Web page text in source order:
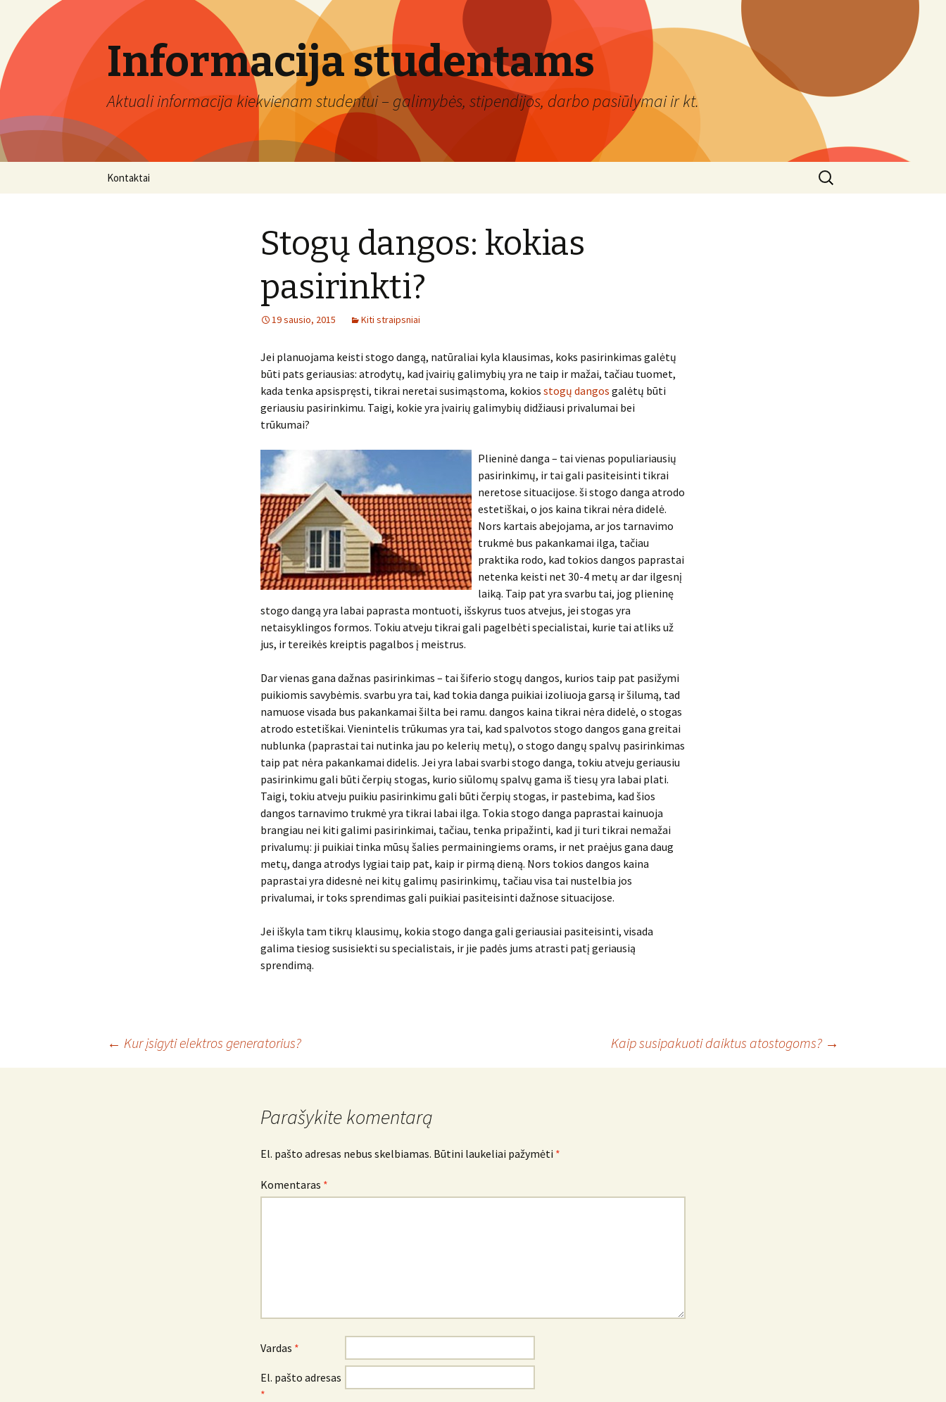
Informacija studentams
Aktuali informacija kiekvienam studentui – galimybės, stipendijos, darbo pasiūlymai ir kt.
Kontaktai
Ieškoti:
Stogų dangos: kokias
pasirinkti?
19 sausio, 2015 Kiti straipsniai
Jei planuojama keisti stogo dangą, natūraliai kyla klausimas, koks pasirinkimas galėtų
būti pats geriausias: atrodytų, kad įvairių galimybių yra ne taip ir mažai, tačiau tuomet,
kada tenka apsispręsti, tikrai neretai susimąstoma, kokios stogų dangos galėtų būti
geriausiu pasirinkimu. Taigi, kokie yra įvairių galimybių didžiausi privalumai bei
trūkumai?
Plieninė danga – tai vienas populiariausių
pasirinkimų, ir tai gali pasiteisinti tikrai
neretose situacijose. ši stogo danga atrodo
estetiškai, o jos kaina tikrai nėra didelė.
Nors kartais abejojama, ar jos tarnavimo
trukmė bus pakankamai ilga, tačiau
praktika rodo, kad tokios dangos paprastai
netenka keisti net 30-4 metų ar dar ilgesnį
laiką. Taip pat yra svarbu tai, jog plieninę
stogo dangą yra labai paprasta montuoti, išskyrus tuos atvejus, jei stogas yra
netaisyklingos formos. Tokiu atveju tikrai gali pagelbėti specialistai, kurie tai atliks už
jus, ir tereikės kreiptis pagalbos į meistrus.
Dar vienas gana dažnas pasirinkimas – tai šiferio stogų dangos, kurios taip pat pasižymi
puikiomis savybėmis. svarbu yra tai, kad tokia danga puikiai izoliuoja garsą ir šilumą, tad
namuose visada bus pakankamai šilta bei ramu. dangos kaina tikrai nėra didelė, o stogas
atrodo estetiškai. Vienintelis trūkumas yra tai, kad spalvotos stogo dangos gana greitai
nublunka (paprastai tai nutinka jau po kelerių metų), o stogo dangų spalvų pasirinkimas
taip pat nėra pakankamai didelis. Jei yra labai svarbi stogo danga, tokiu atveju geriausiu
pasirinkimu gali būti čerpių stogas, kurio siūlomų spalvų gama iš tiesų yra labai plati.
Taigi, tokiu atveju puikiu pasirinkimu gali būti čerpių stogas, ir pastebima, kad šios
dangos tarnavimo trukmė yra tikrai labai ilga. Tokia stogo danga paprastai kainuoja
brangiau nei kiti galimi pasirinkimai, tačiau, tenka pripažinti, kad ji turi tikrai nemažai
privalumų: ji puikiai tinka mūsų šalies permainingiems orams, ir net praėjus gana daug
metų, danga atrodys lygiai taip pat, kaip ir pirmą dieną. Nors tokios dangos kaina
paprastai yra didesnė nei kitų galimų pasirinkimų, tačiau visa tai nustelbia jos
privalumai, ir toks sprendimas gali puikiai pasiteisinti dažnose situacijose.
Jei iškyla tam tikrų klausimų, kokia stogo danga gali geriausiai pasiteisinti, visada
galima tiesiog susisiekti su specialistais, ir jie padės jums atrasti patį geriausią
sprendimą.
← Kur įsigyti elektros generatorius? Kaip susipakuoti daiktus atostogoms? →
Parašykite komentarą
El. pašto adresas nebus skelbiamas. Būtini laukeliai pažymėti *
Komentaras *
Vardas *
El. pašto adresas
*